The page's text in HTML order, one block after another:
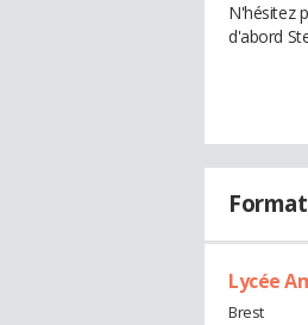
N'hésitez
d'abord
Lycée
Brest